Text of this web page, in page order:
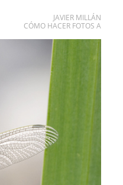
JAVIER MILLÁN
CÓMO HACER FOTOS A